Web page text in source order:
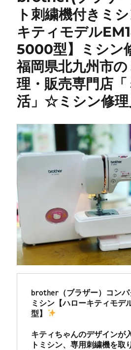
ト刺繍機付きミ
キティモデル
5000型】ミシン
福岡県北九州市
理・販売専門店
活」☆ミシン修理
brother（ブラザー）コンパ
ミシン【ハローキティモデ
型】
キティちゃんのデザインが
トミシン、専用刺繍機を取